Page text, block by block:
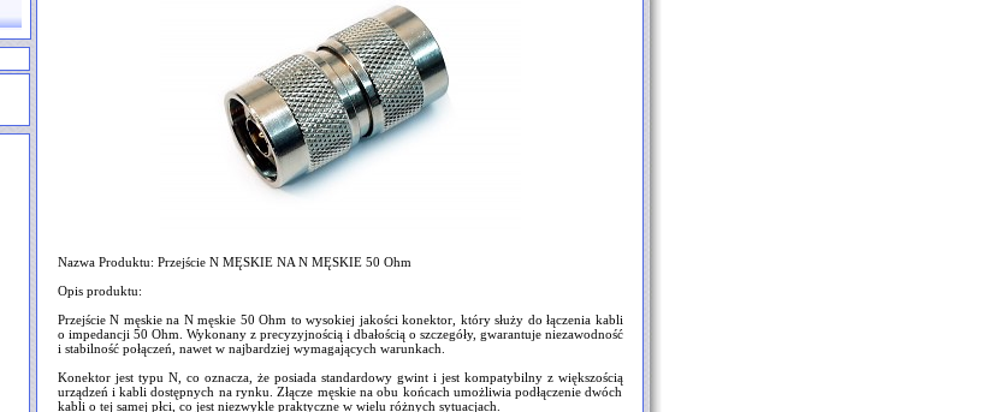
Nazwa Produktu: Przejście N MĘSKIE NA N MĘSKIE 50 Ohm
Opis produktu:
Przejście N męskie na N męskie 50 Ohm to wysokiej jakości konektor, który służy do łączenia kabli
o impedancji 50 Ohm. Wykonany z precyzyjnością i dbałością o szczegóły, gwarantuje niezawodność
i stabilność połączeń, nawet w najbardziej wymagających warunkach.
Konektor jest typu N, co oznacza, że posiada standardowy gwint i jest kompatybilny z większością
urządzeń i kabli dostępnych na rynku. Złącze męskie na obu końcach umożliwia podłączenie dwóch
kabli o tej samej płci, co jest niezwykle praktyczne w wielu różnych sytuacjach.